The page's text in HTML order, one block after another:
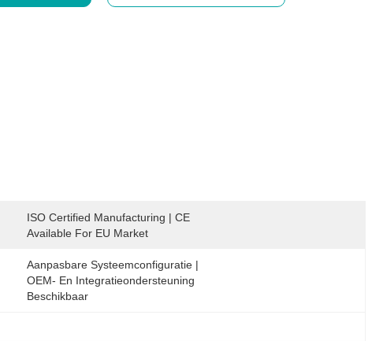
ISO Certified Manufacturing | CE
Available For EU Market
Aanpasbare Systeemconfiguratie |
OEM- En Integratieondersteuning
Beschikbaar